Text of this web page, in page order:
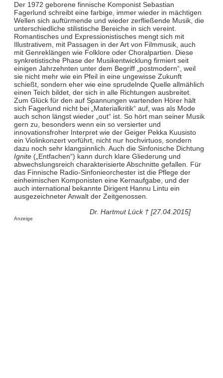
Der 1972 geborene finnische Komponist Sebastian
Fagerlund schreibt eine farbige, immer wieder in mächtigen
Wellen sich auftürmende und wieder zerfließende Musik, die
unterschiedliche stilistische Bereiche in sich vereint.
Romantisches und Expressionistisches mengt sich mit
Illustrativem, mit Passagen in der Art von Filmmusik, auch
mit Genreklängen wie Folklore oder Choralpartien. Diese
synkretistische Phase der Musikentwicklung firmiert seit
einigen Jahrzehnten unter dem Begriff „postmodern“, weil
sie nicht mehr wie ein Pfeil in eine ungewisse Zukunft
schießt, sondern eher wie eine sprudelnde Quelle allmählich
einen Teich bildet, der sich in alle Richtungen ausbreitet.
Zum Glück für den auf Spannungen wartenden Hörer hält
sich Fagerlund nicht bei „Materialkritik“ auf, was als Mode
auch schon längst wieder „out“ ist. So hört man seiner Musik
gern zu, besonders wenn ein so versierter und
innovationsfroher Interpret wie der Geiger Pekka Kuusisto
ein Violinkonzert vorführt, nicht nur hochvirtuos, sondern
dazu noch sehr klangsinnlich. Auch die Sinfonische Dichtung
Ignite(„Entfachen“) kann durch klare Gliederung und
abwechslungsreich charakterisierte Abschnitte gefallen. Für
das Finnische Radio-Sinfonieorchester ist die Pflege der
einheimischen Komponisten eine Kernaufgabe, und der
auch international bekannte Dirigent Hannu Lintu ein
ausgezeichneter Anwalt der Zeitgenossen.
Dr. Hartmut Lück † [27.04.2015]
Anzeige